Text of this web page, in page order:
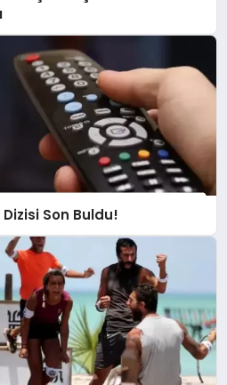
Dizisi Son Buldu!